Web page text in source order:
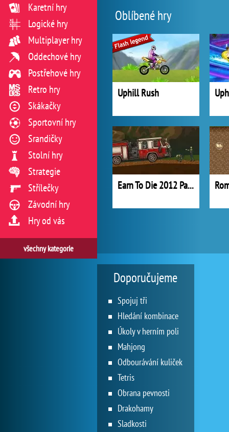
Oblíbené hry
Uphill Rush
Earn To Die 2012 Part 2
Karetní hry
Logické hry
Multiplayer hry
Oddechové hry
Postřehové hry
Retro hry
Skákačky
Sportovní hry
Srandičky
Stolní hry
Strategie
Střílečky
Závodní hry
Hry od vás
všechny kategorie
Doporučujeme
Spojuj tři
Hledání kombinace
Úkoly v herním poli
Mahjong
Odbourávání kuliček
Tetris
Obrana pevnosti
Drakohamy
Sladkosti